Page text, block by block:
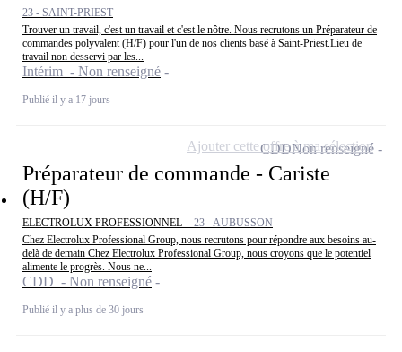
23 - SAINT-PRIEST
Trouver un travail, c'est un travail et c'est le nôtre. Nous recrutons un Préparateur de
commandes polyvalent (H/F) pour l'un de nos clients basé à Saint-Priest.Lieu de
travail non desservi par les...
Intérim - Non renseigné
Publié il y a 17 jours
Préparateur de commande - Cariste
(H/F)
ELECTROLUX PROFESSIONNEL - 23 - AUBUSSON
Chez Electrolux Professional Group, nous recrutons pour répondre aux besoins au-
delà de demain Chez Electrolux Professional Group, nous croyons que le potentiel
alimente le progrès. Nous ne...
CDD - Non renseigné
Publié il y a plus de 30 jours
CDDNon renseigné
Ajouter cette offre à ma sélection